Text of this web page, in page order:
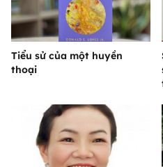
Tiểu sử của một huyền
thoại